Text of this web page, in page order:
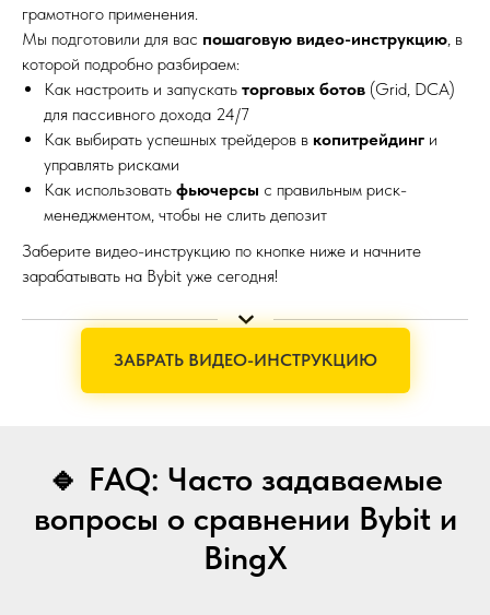
грамотного применения.
Мы подготовили для вас пошаговую видео-инструкцию, в
которой подробно разбираем:
Как настроить и запускать торговых ботов (Grid, DCA)
для пассивного дохода 24/7
Как выбирать успешных трейдеров в копитрейдинг и
управлять рисками
Как использовать фьючерсы с правильным риск-
менеджментом, чтобы не слить депозит
Заберите видео-инструкцию по кнопке ниже и начните
зарабатывать на Bybit уже сегодня!
ЗАБРАТЬ ВИДЕО-ИНСТРУКЦИЮ
🔹 FAQ: Часто задаваемые
вопросы о сравнении Bybit и
BingX